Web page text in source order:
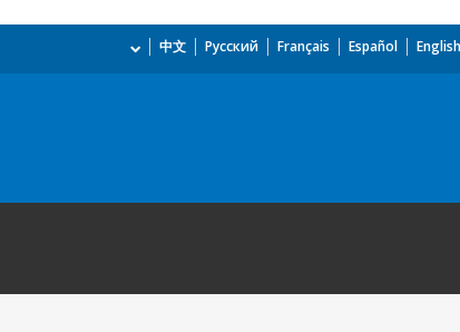
English
Español
Français
Русский
中文